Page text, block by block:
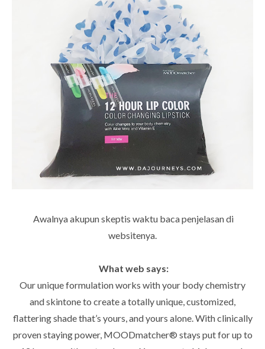
Awalnya akupun skeptis waktu baca penjelasan di
websitenya.
What web says:
Our unique formulation works with your body chemistry
and skintone to create a totally unique, customized,
flattering shade that’s yours, and yours alone. With clinically
proven staying power, MOODmatcher® stays put for up to